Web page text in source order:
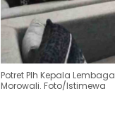
Potret Plh Kepala
Morowali. Foto/Istimewa